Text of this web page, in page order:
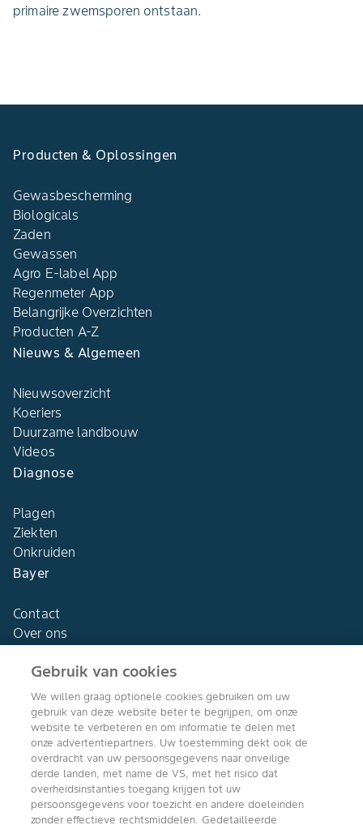
primaire zwemsporen ontstaan.
Producten & Oplossingen
Gewasbescherming
Biologicals
Zaden
Gewassen
Agro E-label App
Regenmeter App
Belangrijke Overzichten
Producten A-Z
Nieuws & Algemeen
Nieuwsoverzicht
Koeriers
Duurzame landbouw
Videos
Diagnose
Plagen
Ziekten
Onkruiden
Bayer
Contact
Over ons
Agro Bayer
Nederland
Volg ons
Gebruik van cookies
We willen graag optionele cookies gebruiken om uw
gebruik van deze website beter te begrijpen, om onze
website te verbeteren en om informatie te delen met
onze advertentiepartners. Uw toestemming dekt ook de
overdracht van uw persoonsgegevens naar onveilige
derde landen, met name de VS, met het risico dat
overheidsinstanties toegang krijgen tot uw
persoonsgegevens voor toezicht en andere doeleinden
zonder effectieve rechtsmiddelen. Gedetailleerde